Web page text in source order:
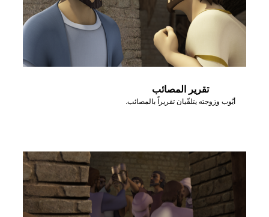
تقرير المصائب
أيّوب وزوجته يتلقّيان تقريراً بالمصائب.